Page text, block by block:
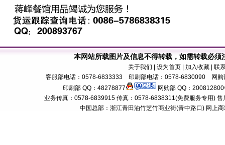
本网站所载图片及信息不得转载，如需转载必
关于我们
| 设为首页 | 加入收藏 |
客服部电话：0578-6833333 印刷部电话：0578-6830090 网
印刷部 QQ：48278877
网购部 QQ：200812800
业务传真：0578-6839915 传真：0578-6838311(免费服务专用)
中国总部：浙江青田油竹芝竹商业街(青中路口) 网上